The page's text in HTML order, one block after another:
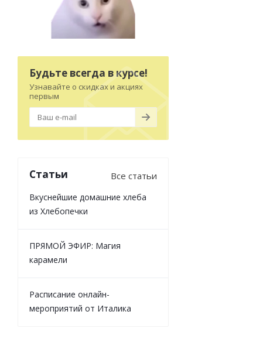
Будьте всегда в курсе!
Узнавайте о скидках и акциях
первым
Статьи Все статьи
Вкуснейшие домашние хлеба
из Хлебопечки
ПРЯМОЙ ЭФИР: Магия
карамели
Расписание онлайн-
мероприятий от Италика